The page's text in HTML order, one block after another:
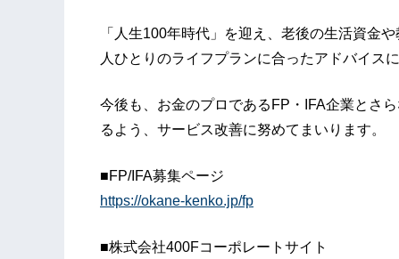
「人生100年時代」を迎え、老後の生活資金
人ひとりのライフプランに合ったアドバイス
今後も、お金のプロであるFP・IFA企業とさ
るよう、サービス改善に努めてまいります。
■FP/IFA募集ページ
https://okane-kenko.jp/fp
■株式会社400Fコーポレートサイト